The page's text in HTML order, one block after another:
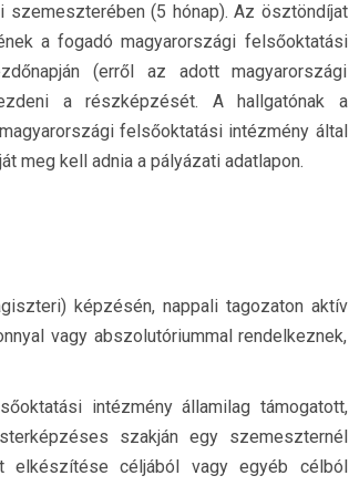
(5 hónap). Az ösztöndíjat
a fogadó magyarországi felsőoktatási
(erről az adott magyarországi
a részképzését. A hallgatónak a
felsőoktatási intézmény által
meg kell adnia a pályázati adatlapon.
képzésén, nappali tagozaton aktív
vagy abszolutóriummal rendelkeznek,
intézmény államilag támogatott,
szakján egy szemeszternél
elkészítése céljából vagy egyéb célból